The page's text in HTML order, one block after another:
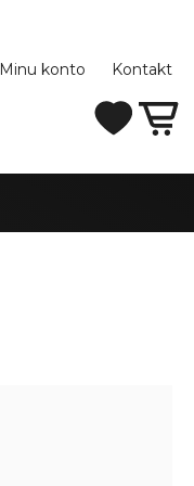
Minu konto Kontakt